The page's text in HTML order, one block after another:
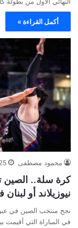
أكمل القراءة »
محمود مصطفى
كرة سلة.. الصين
نيوزيلاند أو
في المباراة التي أقيمت